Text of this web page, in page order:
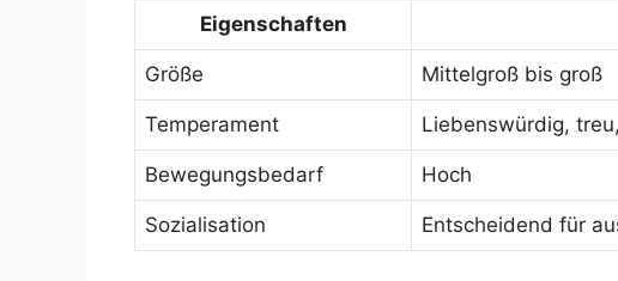
Eigenschaften
Größe Mittelgroß bis groß
Temperament Liebenswürdig,
Bewegungsbedarf Hoch
Sozialisation Entscheidend für